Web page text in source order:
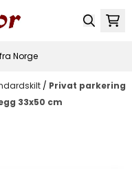
Norge
/ Privat parkering
33x50 cm